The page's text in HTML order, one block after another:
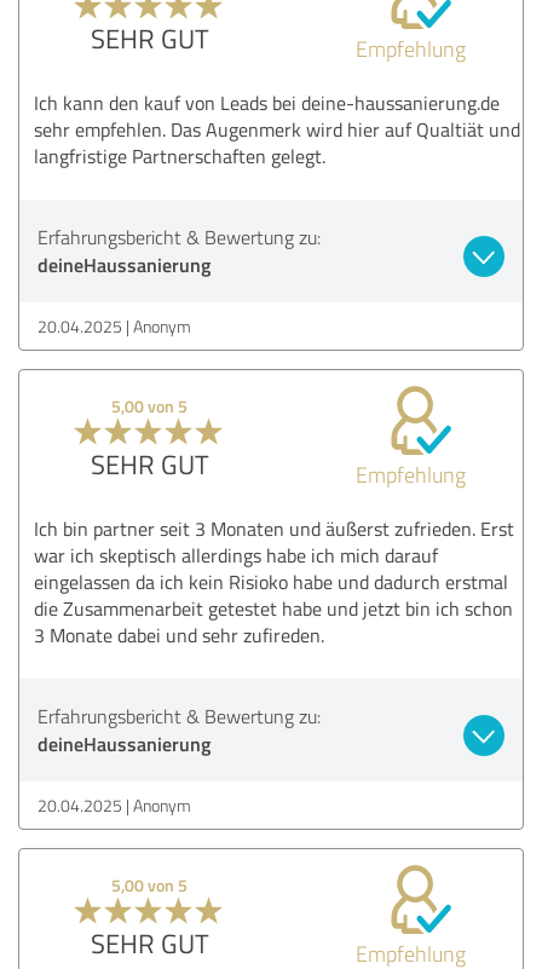
SEHR GUT Empfehlung
Ich kann den kauf von Leads bei deine-haussanierung.de
sehr empfehlen. Das Augenmerk wird hier auf Qualtiät und
langfristige Partnerschaften gelegt.
Erfahrungsbericht & Bewertung zu:
deineHaussanierung
20.04.2025 Anonym
5,00 von 5
SEHR GUT Empfehlung
Ich bin partner seit 3 Monaten und äußerst zufrieden. Erst
war ich skeptisch allerdings habe ich mich darauf
eingelassen da ich kein Risioko habe und dadurch erstmal
die Zusammenarbeit getestet habe und jetzt bin ich schon
3 Monate dabei und sehr zufireden.
Erfahrungsbericht & Bewertung zu:
deineHaussanierung
20.04.2025 Anonym
5,00 von 5
SEHR GUT Empfehlung